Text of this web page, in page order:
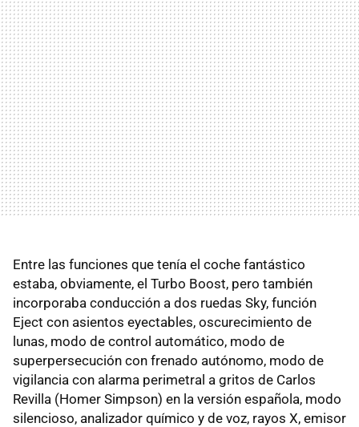
Entre las funciones que tenía el coche fantástico
estaba, obviamente, el Turbo Boost, pero también
incorporaba conducción a dos ruedas Sky, función
Eject con asientos eyectables, oscurecimiento de
lunas, modo de control automático, modo de
superpersecución con frenado autónomo, modo de
vigilancia con alarma perimetral a gritos de Carlos
Revilla (Homer Simpson) en la versión española, modo
silencioso, analizador químico y de voz, rayos X, emisor